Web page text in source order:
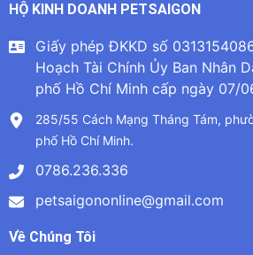
HỘ KINH DOANH PETSAIGON
Giấy phép ĐKKD số
Hoạch Tài Chính Ủy Ban Nhân
phố Hồ Chí Minh cấp ngày 07/
285/55 Cách Mạng Tháng Tám,
phố Hồ Chí Minh.
0786.236.336
petsaigononline@gmail.com
Về Chúng Tôi